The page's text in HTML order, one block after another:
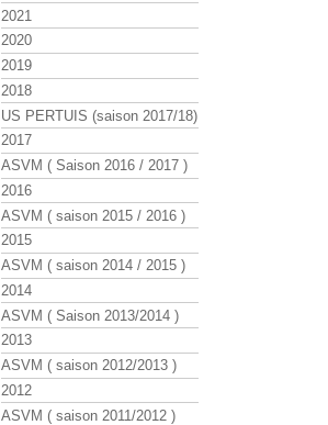
2021
2020
2019
2018
US PERTUIS (saison 2017/18)
2017
ASVM ( Saison 2016 / 2017 )
2016
ASVM ( saison 2015 / 2016 )
2015
ASVM ( saison 2014 / 2015 )
2014
ASVM ( Saison 2013/2014 )
2013
ASVM ( saison 2012/2013 )
2012
ASVM ( saison 2011/2012 )